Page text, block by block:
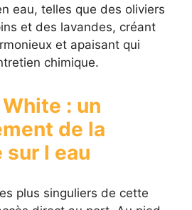
eau, telles que des oliviers
et des lavandes, créant
et apaisant qui
chimique.
: un
de la
sur l eau
plus singuliers de cette